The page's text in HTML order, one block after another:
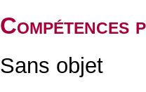
Compétences
Sans objet